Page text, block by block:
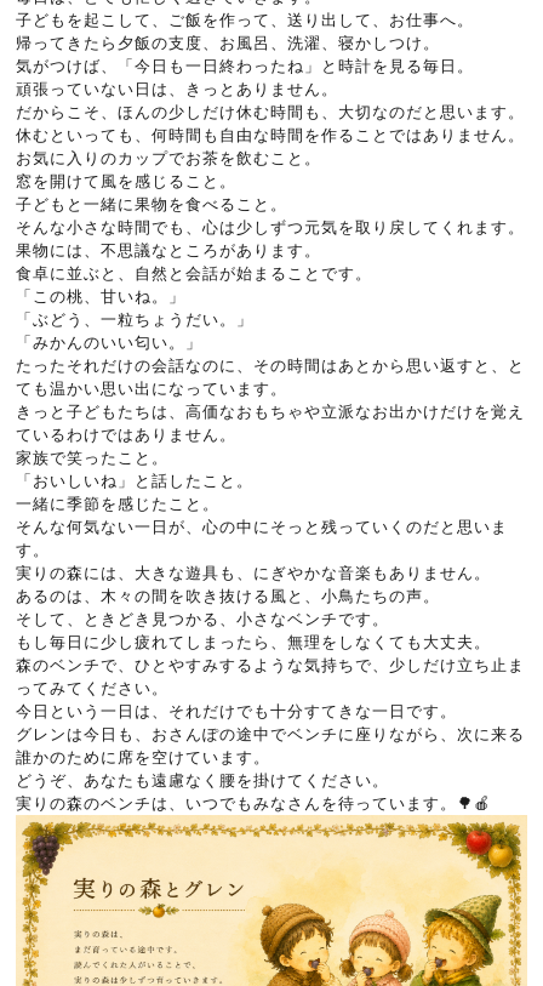
子どもを起こして、ご飯を作って、送り出して、お仕事へ。
帰ってきたら夕飯の支度、お風呂、洗濯、寝かしつけ。
気がつけば、「今日も一日終わったね」と時計を見る毎日。
頑張っていない日は、きっとありません。
だからこそ、ほんの少しだけ休む時間も、大切なのだと思います。
休むといっても、何時間も自由な時間を作ることではありません。
お気に入りのカップでお茶を飲むこと。
窓を開けて風を感じること。
子どもと一緒に果物を食べること。
そんな小さな時間でも、心は少しずつ元気を取り戻してくれます。
果物には、不思議なところがあります。
食卓に並ぶと、自然と会話が始まることです。
「この桃、甘いね。」
「ぶどう、一粒ちょうだい。」
「みかんのいい匂い。」
たったそれだけの会話なのに、その時間はあとから思い返すと、と
ても温かい思い出になっています。
きっと子どもたちは、高価なおもちゃや立派なお出かけだけを覚え
ているわけではありません。
家族で笑ったこと。
「おいしいね」と話したこと。
一緒に季節を感じたこと。
そんな何気ない一日が、心の中にそっと残っていくのだと思いま
す。
実りの森には、大きな遊具も、にぎやかな音楽もありません。
あるのは、木々の間を吹き抜ける風と、小鳥たちの声。
そして、ときどき見つかる、小さなベンチです。
もし毎日に少し疲れてしまったら、無理をしなくても大丈夫。
森のベンチで、ひとやすみするような気持ちで、少しだけ立ち止ま
ってみてください。
今日という一日は、それだけでも十分すてきな一日です。
グレンは今日も、おさんぽの途中でベンチに座りながら、次に来る
誰かのために席を空けています。
どうぞ、あなたも遠慮なく腰を掛けてください。
実りの森のベンチは、いつでもみなさんを待っています。🌳🍎